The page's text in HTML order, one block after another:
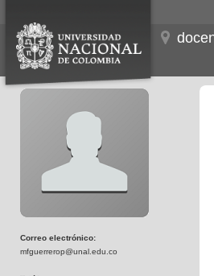
Correo electrónico:
mfguerrerop@unal.edu.co